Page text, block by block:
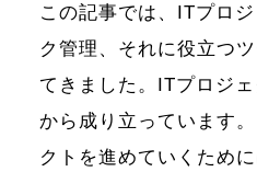
この記事では、ITプロ
ク管理、それに役立つ
てきました。ITプロジ
から成り立っています
クトを進めていくため